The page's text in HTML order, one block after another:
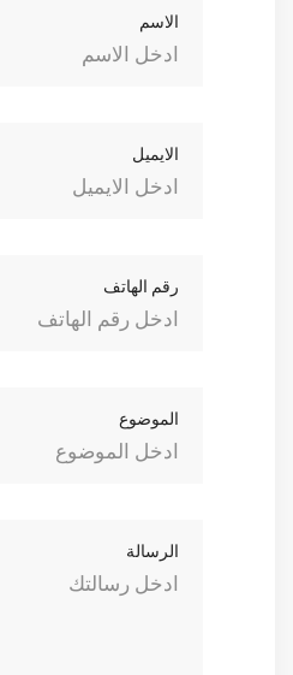
الاسم
الايميل
رقم الهاتف
الموضوع
الرسالة